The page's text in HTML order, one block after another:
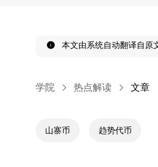
本文由系统自动翻译自原
学院 热点解读 文章
山寨币 趋势代币